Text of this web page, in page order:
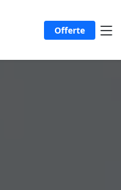
Offerte